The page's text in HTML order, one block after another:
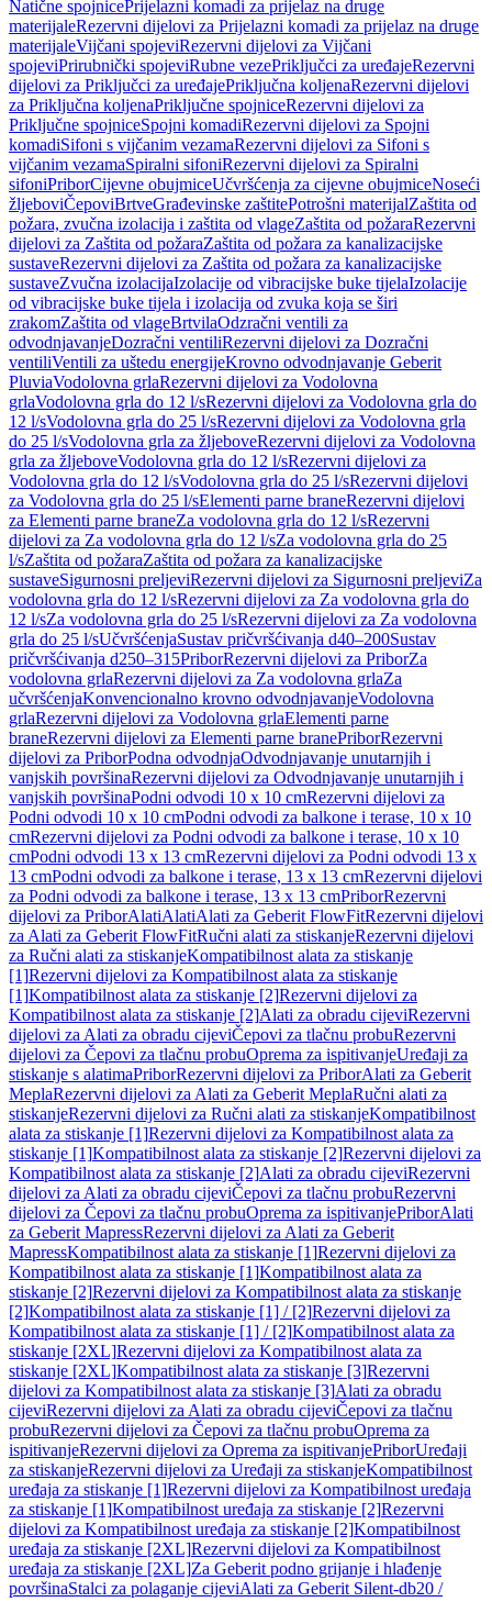
Natične spojnicePrijelazni komadi za prijelaz na druge
materijaleRezervni dijelovi za Prijelazni komadi za prijelaz na druge
materijaleVijčani spojeviRezervni dijelovi za Vijčani
spojeviPrirubnički spojeviRubne vezePriključci za uređajeRezervni
dijelovi za Priključci za uređajePriključna koljenaRezervni dijelovi
za Priključna koljenaPriključne spojniceRezervni dijelovi za
Priključne spojniceSpojni komadiRezervni dijelovi za Spojni
komadiSifoni s vijčanim vezamaRezervni dijelovi za Sifoni s
vijčanim vezamaSpiralni sifoniRezervni dijelovi za Spiralni
sifoniPriborCijevne obujmiceUčvršćenja za cijevne obujmiceNoseći
žljeboviČepoviBrtveGrađevinske zaštitePotrošni materijalZaštita od
požara, zvučna izolacija i zaštita od vlageZaštita od požaraRezervni
dijelovi za Zaštita od požaraZaštita od požara za kanalizacijske
sustaveRezervni dijelovi za Zaštita od požara za kanalizacijske
sustaveZvučna izolacijaIzolacije od vibracijske buke tijelaIzolacije
od vibracijske buke tijela i izolacija od zvuka koja se širi
zrakomZaštita od vlageBrtvilaOdzračni ventili za
odvodnjavanjeDozračni ventiliRezervni dijelovi za Dozračni
ventiliVentili za uštedu energijeKrovno odvodnjavanje Geberit
PluviaVodolovna grlaRezervni dijelovi za Vodolovna
grlaVodolovna grla do 12 l/sRezervni dijelovi za Vodolovna grla do
12 l/sVodolovna grla do 25 l/sRezervni dijelovi za Vodolovna grla
do 25 l/sVodolovna grla za žljeboveRezervni dijelovi za Vodolovna
grla za žljeboveVodolovna grla do 12 l/sRezervni dijelovi za
Vodolovna grla do 12 l/sVodolovna grla do 25 l/sRezervni dijelovi
za Vodolovna grla do 25 l/sElementi parne braneRezervni dijelovi
za Elementi parne braneZa vodolovna grla do 12 l/sRezervni
dijelovi za Za vodolovna grla do 12 l/sZa vodolovna grla do 25
l/sZaštita od požaraZaštita od požara za kanalizacijske
sustaveSigurnosni preljeviRezervni dijelovi za Sigurnosni preljeviZa
vodolovna grla do 12 l/sRezervni dijelovi za Za vodolovna grla do
12 l/sZa vodolovna grla do 25 l/sRezervni dijelovi za Za vodolovna
grla do 25 l/sUčvršćenjaSustav pričvršćivanja d40–200Sustav
pričvršćivanja d250–315PriborRezervni dijelovi za PriborZa
vodolovna grlaRezervni dijelovi za Za vodolovna grlaZa
učvršćenjaKonvencionalno krovno odvodnjavanjeVodolovna
grlaRezervni dijelovi za Vodolovna grlaElementi parne
braneRezervni dijelovi za Elementi parne branePriborRezervni
dijelovi za PriborPodna odvodnjaOdvodnjavanje unutarnjih i
vanjskih površinaRezervni dijelovi za Odvodnjavanje unutarnjih i
vanjskih površinaPodni odvodi 10 x 10 cmRezervni dijelovi za
Podni odvodi 10 x 10 cmPodni odvodi za balkone i terase, 10 x 10
cmRezervni dijelovi za Podni odvodi za balkone i terase, 10 x 10
cmPodni odvodi 13 x 13 cmRezervni dijelovi za Podni odvodi 13 x
13 cmPodni odvodi za balkone i terase, 13 x 13 cmRezervni dijelovi
za Podni odvodi za balkone i terase, 13 x 13 cmPriborRezervni
dijelovi za PriborAlatiAlatiAlati za Geberit FlowFitRezervni dijelovi
za Alati za Geberit FlowFitRučni alati za stiskanjeRezervni dijelovi
za Ručni alati za stiskanjeKompatibilnost alata za stiskanje
[1]Rezervni dijelovi za Kompatibilnost alata za stiskanje
[1]Kompatibilnost alata za stiskanje [2]Rezervni dijelovi za
Kompatibilnost alata za stiskanje [2]Alati za obradu cijeviRezervni
dijelovi za Alati za obradu cijeviČepovi za tlačnu probuRezervni
dijelovi za Čepovi za tlačnu probuOprema za ispitivanjeUređaji za
stiskanje s alatimaPriborRezervni dijelovi za PriborAlati za Geberit
MeplaRezervni dijelovi za Alati za Geberit MeplaRučni alati za
stiskanjeRezervni dijelovi za Ručni alati za stiskanjeKompatibilnost
alata za stiskanje [1]Rezervni dijelovi za Kompatibilnost alata za
stiskanje [1]Kompatibilnost alata za stiskanje [2]Rezervni dijelovi za
Kompatibilnost alata za stiskanje [2]Alati za obradu cijeviRezervni
dijelovi za Alati za obradu cijeviČepovi za tlačnu probuRezervni
dijelovi za Čepovi za tlačnu probuOprema za ispitivanjePriborAlati
za Geberit MapressRezervni dijelovi za Alati za Geberit
MapressKompatibilnost alata za stiskanje [1]Rezervni dijelovi za
Kompatibilnost alata za stiskanje [1]Kompatibilnost alata za
stiskanje [2]Rezervni dijelovi za Kompatibilnost alata za stiskanje
[2]Kompatibilnost alata za stiskanje [1] / [2]Rezervni dijelovi za
Kompatibilnost alata za stiskanje [1] / [2]Kompatibilnost alata za
stiskanje [2XL]Rezervni dijelovi za Kompatibilnost alata za
stiskanje [2XL]Kompatibilnost alata za stiskanje [3]Rezervni
dijelovi za Kompatibilnost alata za stiskanje [3]Alati za obradu
cijeviRezervni dijelovi za Alati za obradu cijeviČepovi za tlačnu
probuRezervni dijelovi za Čepovi za tlačnu probuOprema za
ispitivanjeRezervni dijelovi za Oprema za ispitivanjePriborUređaji
za stiskanjeRezervni dijelovi za Uređaji za stiskanjeKompatibilnost
uređaja za stiskanje [1]Rezervni dijelovi za Kompatibilnost uređaja
za stiskanje [1]Kompatibilnost uređaja za stiskanje [2]Rezervni
dijelovi za Kompatibilnost uređaja za stiskanje [2]Kompatibilnost
uređaja za stiskanje [2XL]Rezervni dijelovi za Kompatibilnost
uređaja za stiskanje [2XL]Za Geberit podno grijanje i hlađenje
površinaStalci za polaganje cijeviAlati za Geberit Silent-db20 /